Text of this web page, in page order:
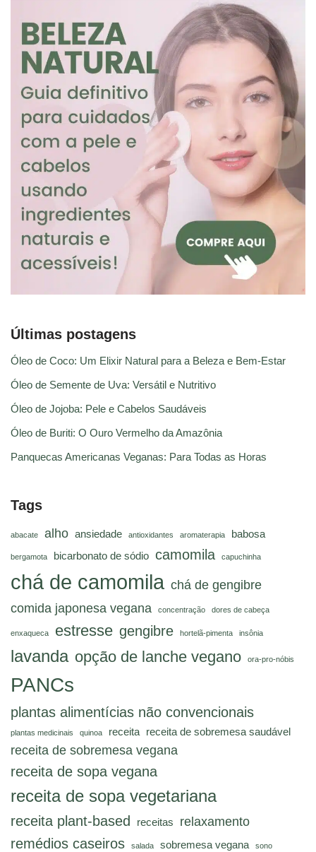
Últimas postagens
Óleo de Coco: Um Elixir Natural para a Beleza e Bem-Estar
Óleo de Semente de Uva: Versátil e Nutritivo
Óleo de Jojoba: Pele e Cabelos Saudáveis
Óleo de Buriti: O Ouro Vermelho da Amazônia
Panquecas Americanas Veganas: Para Todas as Horas
Tags
abacate alho ansiedade antioxidantes aromaterapia babosa
bergamota bicarbonato de sódio camomila capuchinha
chá de camomila chá de gengibre
comida japonesa vegana
concentração dores de cabeça
enxaqueca estresse gengibre hortelã-pimenta insônia
lavanda opção de lanche vegano ora-pro-nóbis
PANCs
plantas alimentícias não convencionais
plantas medicinais quinoa receita receita de sobremesa saudável
receita de sobremesa vegana
receita de sopa vegana
receita de sopa vegetariana
receita plant-based receitas relaxamento
remédios caseiros salada sobremesa vegana sono